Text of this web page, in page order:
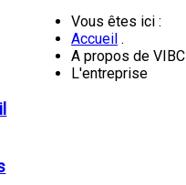
Vous êtes ici :
Accueil .
A propos de VIBC
L'entreprise